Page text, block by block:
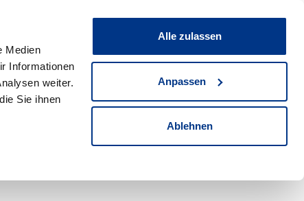
Medien
Informationen
weiter.
Sie ihnen
Alle zulassen
Anpassen
Ablehnen
Merkliste